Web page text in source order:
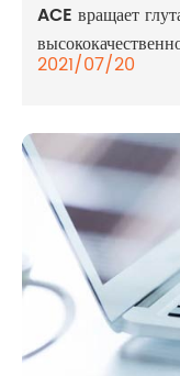
ACE вращает
2021/07/20